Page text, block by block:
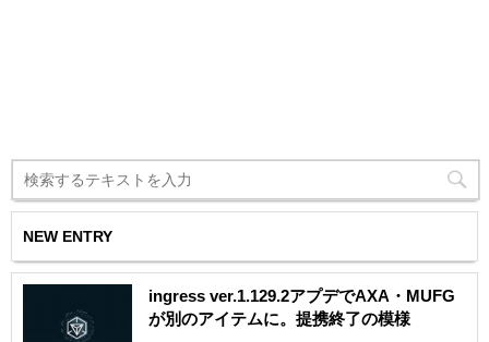
NEW ENTRY
ingress ver.1.129.2アプデでAXA・MUFG
が別のアイテムに。提携終了の模様